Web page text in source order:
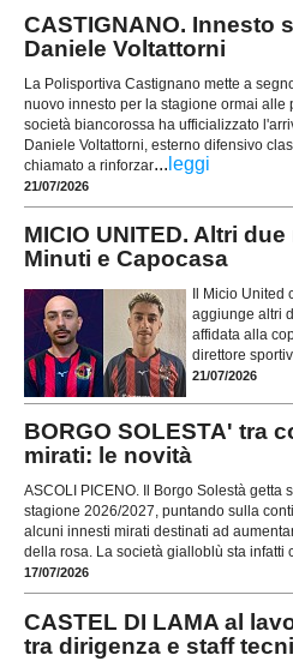
CASTIGNANO. Innesto
Daniele Voltattorni
La Polisportiva Castignano mette a
nuovo innesto per la stagione ormai alle
società biancorossa ha ufficializzato
Daniele Voltattorni, esterno difensivo
chiamato a rinforzar... leggi
21/07/2026
MICIO UNITED. Altri
Minuti e Capocasa
Il Micio United
aggiunge altri
affidata alla
direttore
21/07/2026
BORGO SOLESTA' tra
mirati: le novità
ASCOLI PICENO. Il Borgo Solestà getta
stagione 2026/2027, puntando sulla
alcuni innesti mirati destinati ad
della rosa. La società gialloblù sta infatti
17/07/2026
CASTEL DI LAMA al
tra dirigenza e staff